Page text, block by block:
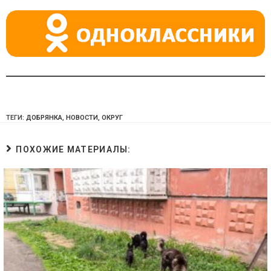
ki
ТЕГИ: ДОБРЯНКА, НОВОСТИ, ОКРУГ
ПОХОЖИЕ МАТЕРИАЛЫ: